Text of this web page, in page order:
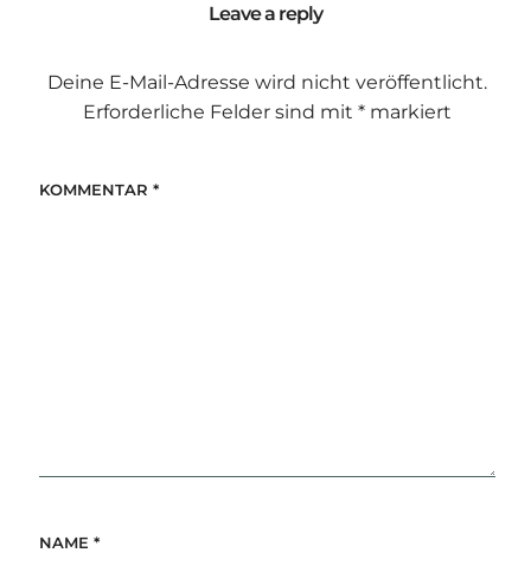
Leave a reply
Deine E-Mail-Adresse wird nicht veröffentlicht.
Erforderliche Felder sind mit *markiert
KOMMENTAR *
NAME *